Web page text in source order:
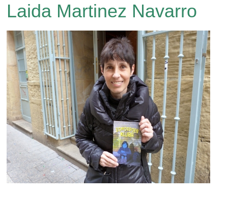
Laida Martinez Navarro